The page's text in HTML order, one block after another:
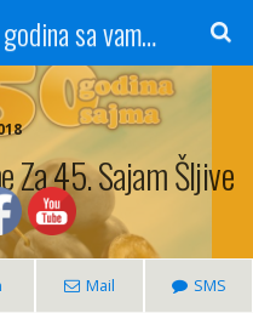
Radio Gradačac - 56 godina sa vama...
Za 45. Sajam Šljive
Mail SMS